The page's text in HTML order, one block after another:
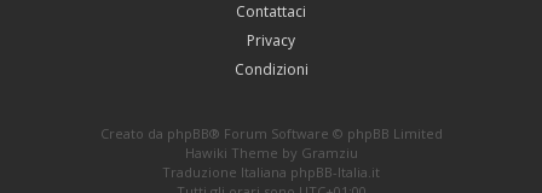
Contattaci
Privacy
Condizioni
Creato da phpBB® Forum Software © phpBB Limited
Hawiki Theme by Gramziu
Traduzione Italiana phpBB-Italia.it